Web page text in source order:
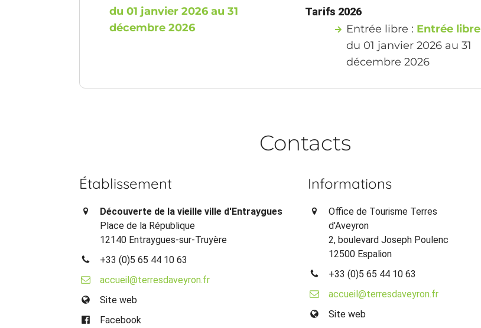
du 01 janvier 2026 au 31
décembre 2026
Tarifs 2026
Entrée libre : Entrée libre
du 01 janvier 2026 au 31
décembre 2026
Contacts
Établissement
Découverte de la vieille ville d'Entraygues
Place de la République
12140 Entraygues-sur-Truyère
+33 (0)5 65 44 10 63
accueil@terresdaveyron.fr
Site web
Facebook
Informations
Office de Tourisme Terres
d'Aveyron
2, boulevard Joseph Poulenc
12500 Espalion
+33 (0)5 65 44 10 63
accueil@terresdaveyron.fr
Site web